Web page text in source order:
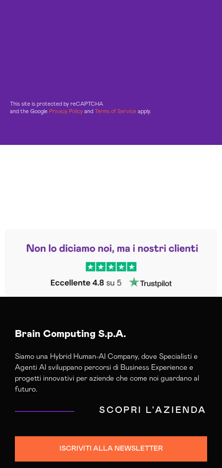
This site is protected by reCAPTCHA
and the Google Privacy Policy and Terms of Service apply.
Trustpilot
Brain Computing S.p.A.
Siamo una Hybrid Human-AI Company, dove Specialisti e
Agenti AI sviluppano percorsi di Business Experience e
progetti innovativi per aziende che come noi guardano al
futuro.
SCOPRI L'AZIENDA
ISCRIVITI ALLA NEWSLETTER